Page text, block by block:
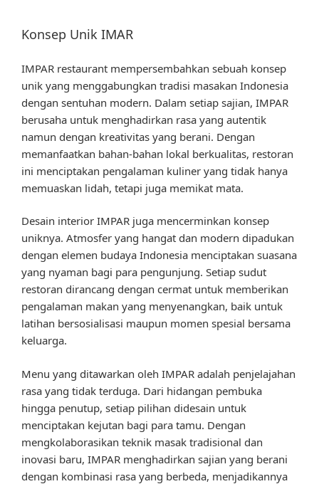
Konsep Unik IMAR
IMPAR restaurant mempersembahkan sebuah konsep
unik yang menggabungkan tradisi masakan Indonesia
dengan sentuhan modern. Dalam setiap sajian, IMPAR
berusaha untuk menghadirkan rasa yang autentik
namun dengan kreativitas yang berani. Dengan
memanfaatkan bahan-bahan lokal berkualitas, restoran
ini menciptakan pengalaman kuliner yang tidak hanya
memuaskan lidah, tetapi juga memikat mata.
Desain interior IMPAR juga mencerminkan konsep
uniknya. Atmosfer yang hangat dan modern dipadukan
dengan elemen budaya Indonesia menciptakan suasana
yang nyaman bagi para pengunjung. Setiap sudut
restoran dirancang dengan cermat untuk memberikan
pengalaman makan yang menyenangkan, baik untuk
latihan bersosialisasi maupun momen spesial bersama
keluarga.
Menu yang ditawarkan oleh IMPAR adalah penjelajahan
rasa yang tidak terduga. Dari hidangan pembuka
hingga penutup, setiap pilihan didesain untuk
menciptakan kejutan bagi para tamu. Dengan
mengkolaborasikan teknik masak tradisional dan
inovasi baru, IMPAR menghadirkan sajian yang berani
dengan kombinasi rasa yang berbeda, menjadikannya